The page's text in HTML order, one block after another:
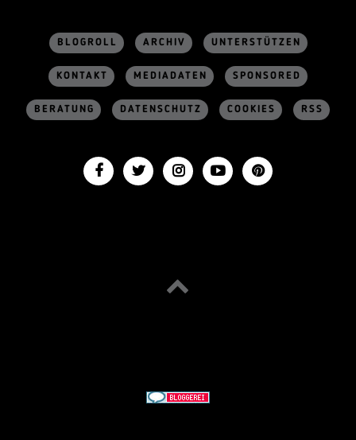
BLOGROLL ARCHIV UNTERSTÜTZEN
KONTAKT MEDIADATEN SPONSORED
BERATUNG DATENSCHUTZ COOKIES RSS